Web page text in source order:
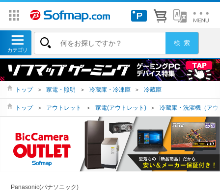
トップ ＞ 家電・照明 ＞ 冷蔵庫・冷凍庫 ＞ 冷蔵庫
トップ ＞ アウトレット ＞ 家電(アウトレット) ＞ 冷蔵庫・洗濯機（アウ
Panasonic(パナソニック)